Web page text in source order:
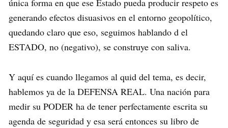
única forma en que ese Estado pueda producir respeto es
generando efectos disuasivos en el entorno geopolítico,
quedando claro que eso, seguimos hablando d el
ESTADO, no (negativo), se construye con saliva.
Y aquí es cuando llegamos al quid del tema, es decir,
hablemos ya de la DEFENSA REAL. Una nación para
medir su PODER ha de tener perfectamente escrita su
agenda de seguridad y esa será entonces su libro de